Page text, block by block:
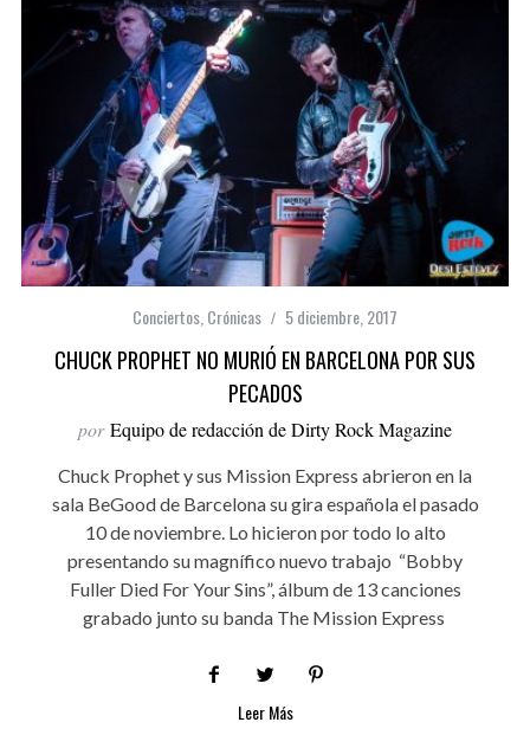
Conciertos Crónicas 5 diciembre, 2017
CHUCK PROPHET NO MURIÓ EN BARCELONA POR SUS
PECADOS
por Equipo de redacción de Dirty Rock Magazine
Chuck Prophet y sus Mission Express abrieron en la
sala BeGood de Barcelona su gira española el pasado
10 de noviembre. Lo hicieron por todo lo alto
presentando su magnífico nuevo trabajo “Bobby
Fuller Died For Your Sins”, álbum de 13 canciones
grabado junto su banda The Mission Express
Leer Más